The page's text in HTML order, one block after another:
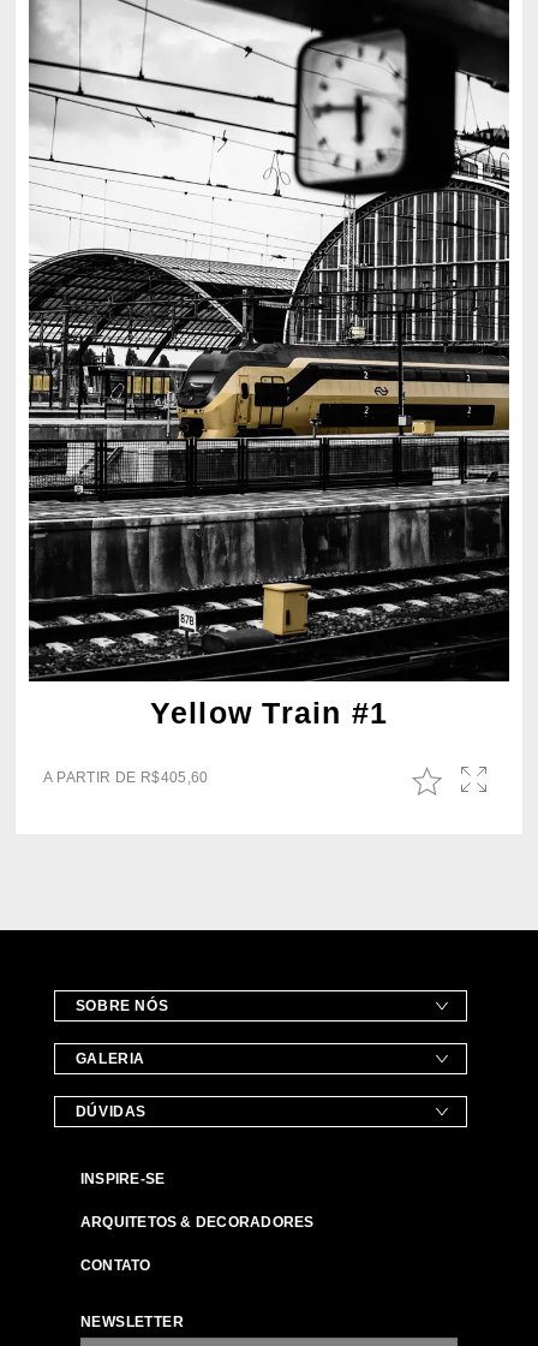
Yellow Train #1
A PARTIR DE R$405,60
SOBRE NÓS
GALERIA
DÚVIDAS
INSPIRE-SE
ARQUITETOS & DECORADORES
CONTATO
NEWSLETTER